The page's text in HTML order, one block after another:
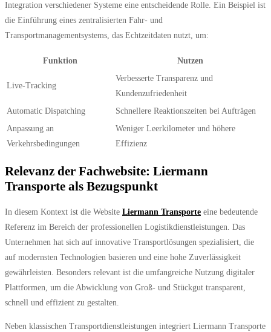
Integration verschiedener Systeme eine entscheidende Rolle. Ein Beispiel ist
die Einführung eines zentralisierten Fahr- und
Transportmanagementsystems, das Echtzeitdaten nutzt, um:
Funktion Nutzen
Live-Tracking
Verbesserte Transparenz und
Kundenzufriedenheit
Automatic Dispatching
Schnellere Reaktionszeiten bei Aufträgen
Anpassung an
Verkehrsbedingungen
Weniger Leerkilometer und höhere
Effizienz
Relevanz der Fachwebsite: Liermann
Transporte als Bezugspunkt
In diesem Kontext ist die Website Liermann Transporte eine bedeutende
Referenz im Bereich der professionellen Logistikdienstleistungen. Das
Unternehmen hat sich auf innovative Transportlösungen spezialisiert, die
auf modernsten Technologien basieren und eine hohe Zuverlässigkeit
gewährleisten. Besonders relevant ist die umfangreiche Nutzung digitaler
Plattformen, um die Abwicklung von Groß- und Stückgut transparent,
schnell und effizient zu gestalten.
Neben klassischen Transportdienstleistungen integriert Liermann Transporte